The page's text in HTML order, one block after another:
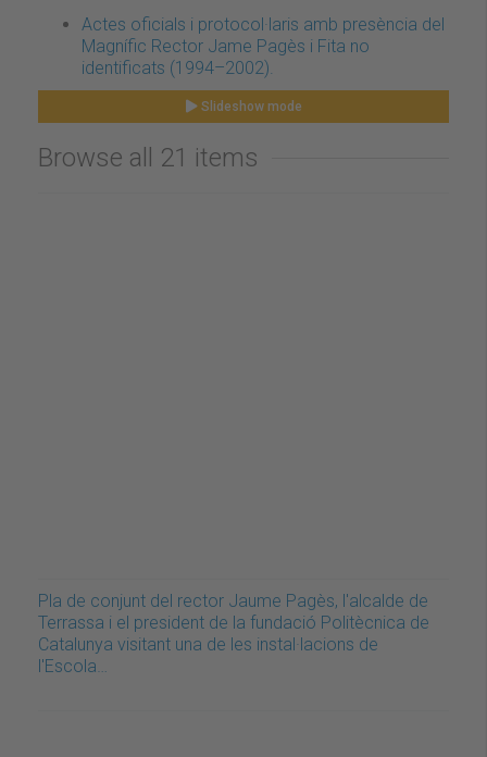
Actes oficials i protocol·laris amb presència del
Magnífic Rector Jame Pagès i Fita no
identificats (1994–2002).
Slideshow mode
Browse all 21 items
Pla de conjunt del rector Jaume Pagès, l'alcalde de
Terrassa i el president de la fundació Politècnica de
Catalunya visitant una de les instal·lacions de
l'Escola…